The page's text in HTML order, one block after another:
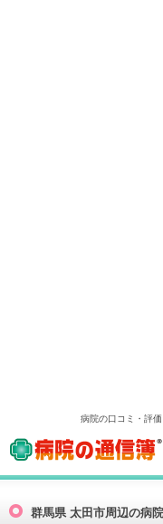
病院の口コミ・評
病院の通信簿
群馬県 太田市周辺の病